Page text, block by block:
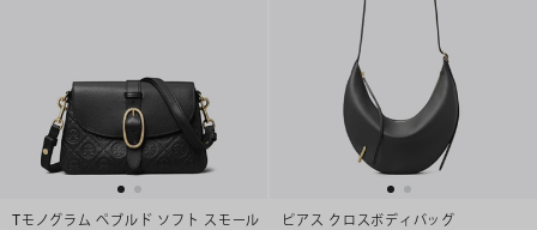
Tモノグラム ペブルド ソフト スモール
ピアス クロスボディバッグ